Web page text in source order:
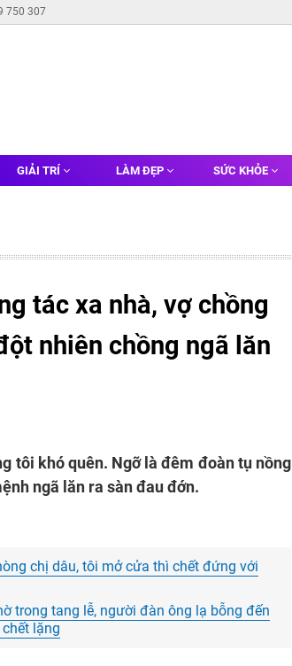
750 307
GIẢI TRÍ LÀM ĐẸP SỨC KHỎE
tác xa nhà, vợ chồng
nhiên chồng ngã lăn
tôi khó quên. Ngỡ là đêm đoàn tụ nồng
ngã lăn ra sàn đau đớn.
chị dâu, tôi mở cửa thì chết đứng với
trong tang lễ, người đàn ông lạ bỗng đến
lặng